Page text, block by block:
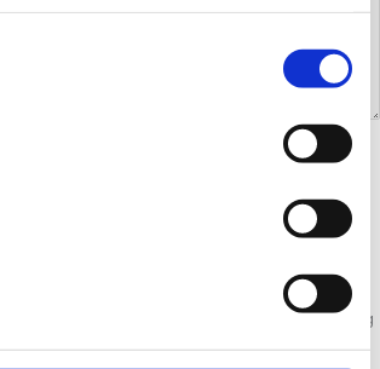
og websted i denne browser til næste gang jeg